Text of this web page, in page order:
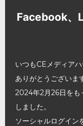
Facebook、
いつもCEメディア
ありがとうございま
2024年2月26日をも
しました。
ソーシャルログイン